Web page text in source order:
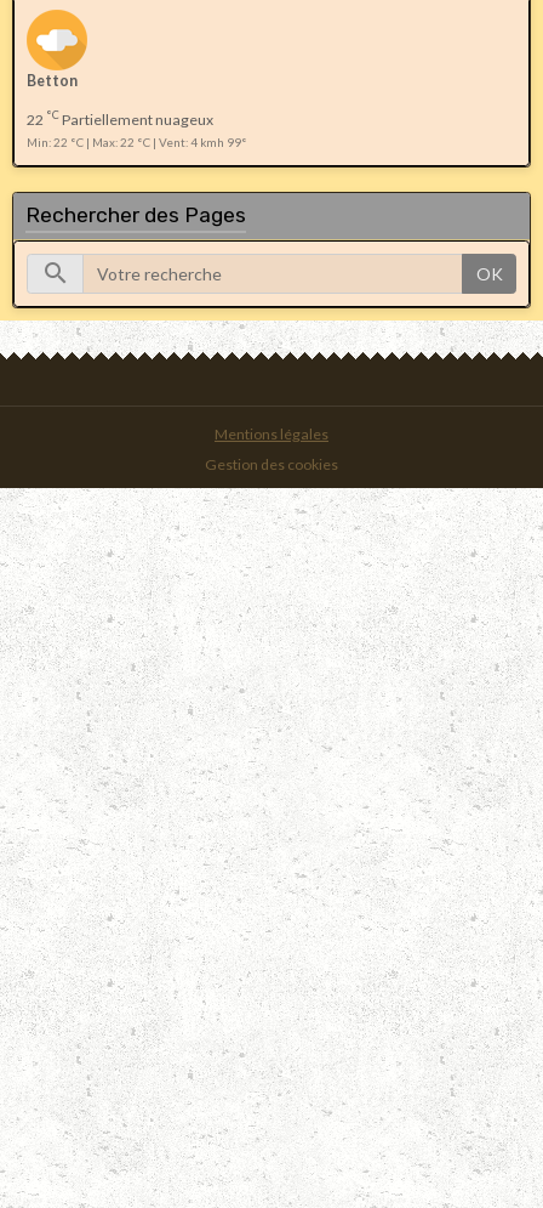
Betton
22 °CPartiellement nuageux
Min: 22 °C | Max: 22 °C | Vent: 4 kmh 99°
Rechercher des Pages
OK
Mentions légales
Gestion des cookies